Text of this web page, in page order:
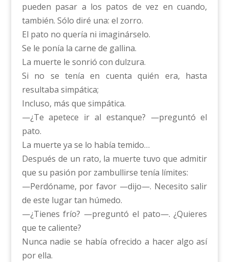
pueden pasar a los patos de vez en cuando,
también. Sólo diré una: el zorro.
El pato no quería ni imaginárselo.
Se le ponía la carne de gallina.
La muerte le sonrió con dulzura.
Si no se tenía en cuenta quién era, hasta
resultaba simpática;
Incluso, más que simpática.
—¿Te apetece ir al estanque? —preguntó el
pato.
La muerte ya se lo había temido…
Después de un rato, la muerte tuvo que admitir
que su pasión por zambullirse tenía límites:
—Perdóname, por favor —dijo—. Necesito salir
de este lugar tan húmedo.
—¿Tienes frío? —preguntó el pato—. ¿Quieres
que te caliente?
Nunca nadie se había ofrecido a hacer algo así
por ella.